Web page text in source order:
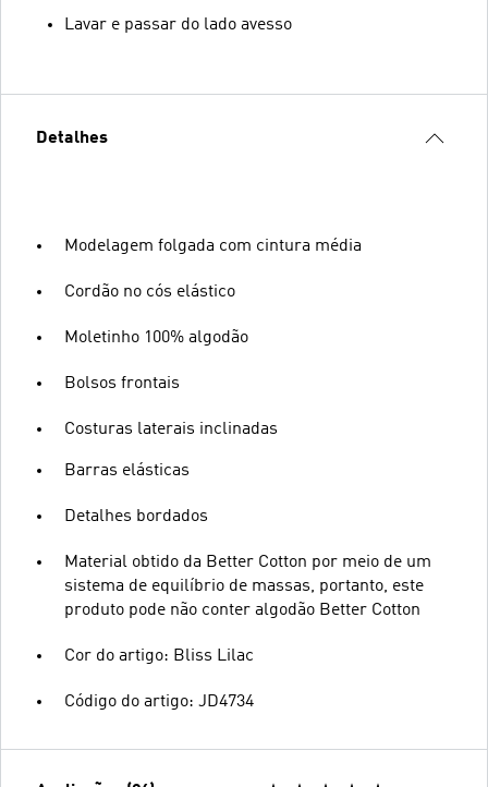
Lavar e passar do lado avesso
Detalhes
Modelagem folgada com cintura média
Cordão no cós elástico
Moletinho 100% algodão
Bolsos frontais
Costuras laterais inclinadas
Barras elásticas
Detalhes bordados
Material obtido da Better Cotton por meio de um
sistema de equilíbrio de massas, portanto, este
produto pode não conter algodão Better Cotton
Cor do artigo: Bliss Lilac
Código do artigo: JD4734